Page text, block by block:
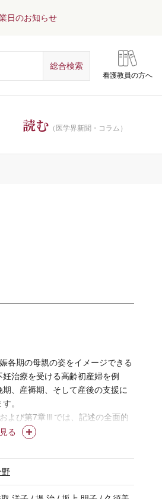
日のお知らせ
看護教員の方へ
読む （医学界新聞・コラム）
る
各期の母親の姿をイメージできる
治療を受ける高齢初産婦を例
、産褥期、そして産後の支援に
。
よび第7章Ⅲでは、記述の全面的
の写真も新しくなっています。
タルサインの測定・全身観察・
。また、新生児の反射について
野